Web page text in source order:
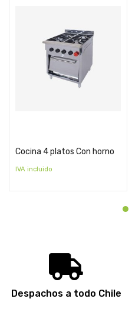
Cocina 4 platos Con horno
IVA incluido
Despachos a todo Chile